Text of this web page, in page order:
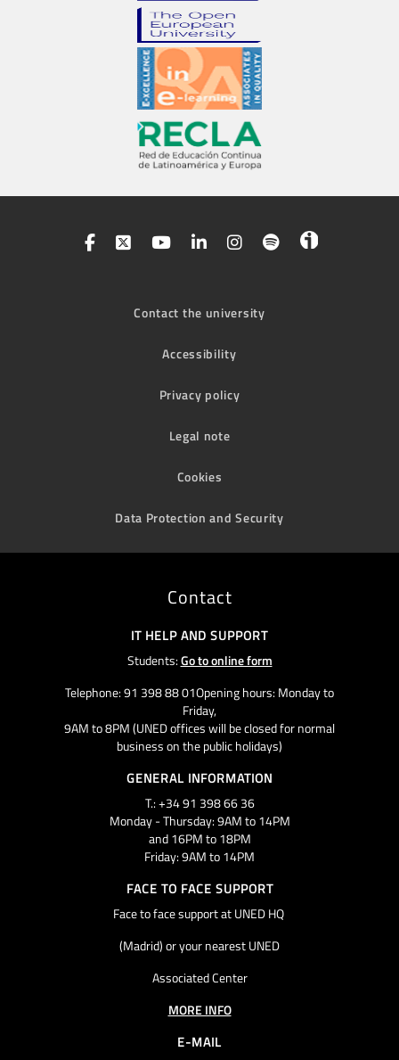
Contact the university
Accessibility
Privacy policy
Legal note
Cookies
Data Protection and Security
Contact
IT HELP AND SUPPORT
Students:Go to online form
Telephone: 91 398 88 01Opening hours: Monday to
Friday,
9AM to 8PM (UNED offices will be closed for normal
business on the public holidays)
GENERAL INFORMATION
T.: +34 91 398 66 36
Monday - Thursday: 9AM to 14PM
and 16PM to 18PM
Friday: 9AM to 14PM
FACE TO FACE SUPPORT
Face to face support at UNED HQ
(Madrid) or your nearest UNED
Associated Center
MORE INFO
E-MAIL